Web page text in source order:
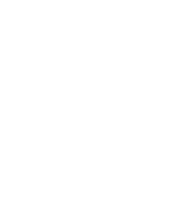
giá tối đa;